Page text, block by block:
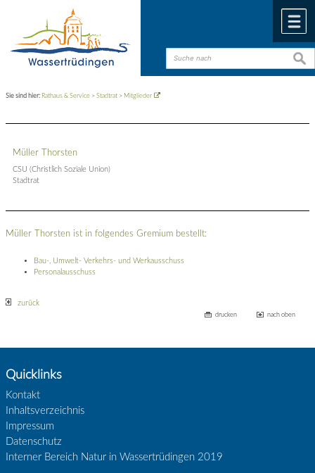
Sie sind hier: Rathaus & Service >Stadtrat > Mitglieder
Müller Thorsten
CSU (Christlich Soziale Union)
Stadtrat
Müller Thorsten ist in folgendes Gremium bestellt:
Bau-, Umwelt- Verkehrs- und Werkausschuss
Personalausschuss
zurück
drucken nach oben
Quicklinks
Kontakt
Inhaltsverzeichnis
Impressum
Datenschutz
Interner Bereich Natur in Wassertrüdingen 2019